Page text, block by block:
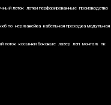
лоток лотки перфорированные производство
ккб по нержавейка кабельная проходка модульная
лоток косынки боковые лазер лэп монтаж пк